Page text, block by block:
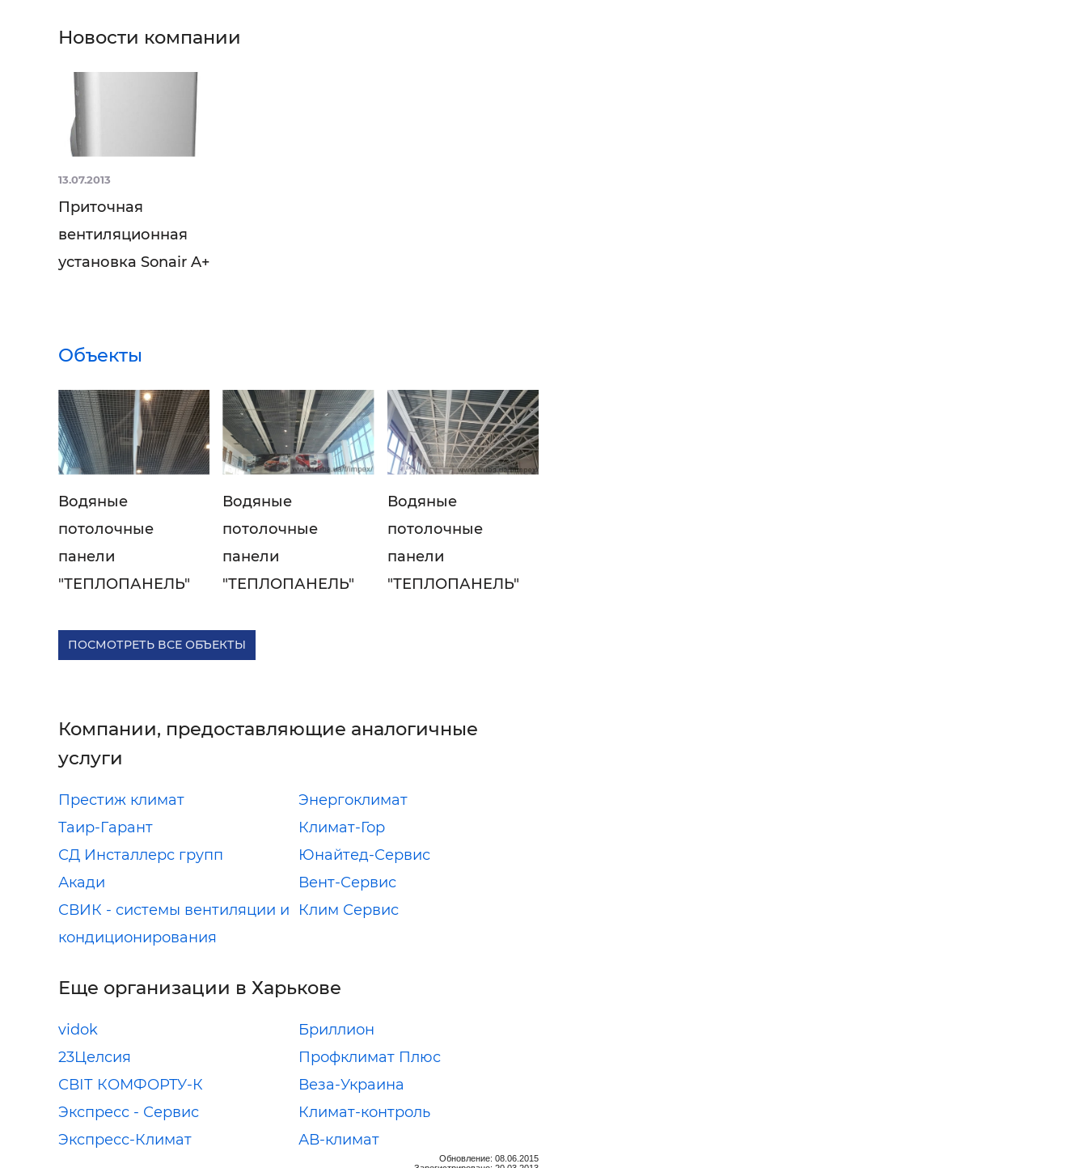
Новости компании
13.07.2013
Приточная
вентиляционная
установка Sonair A+
Объекты
Водяные
потолочные
панели
"ТЕПЛОПАНЕЛЬ"
Водяные
потолочные
панели
"ТЕПЛОПАНЕЛЬ"
Водяные
потолочные
панели
"ТЕПЛОПАНЕЛЬ"
ПОСМОТРЕТЬ ВСЕ ОБЪЕКТЫ
Компании, предоставляющие аналогичные
услуги
Престиж климат
Энергоклимат
Таир-Гарант
Климат-Гор
СД Инсталлерс групп
Юнайтед-Сервис
Акади
Вент-Сервис
СВИК - системы вентиляции и
кондиционирования
Клим Сервис
Еще организации в Харькове
vidok
Бриллион
23Целсия
Профклимат Плюс
СВІТ КОМФОРТУ-К
Веза-Украина
Экспресс - Сервис
Климат-контроль
Экспресс-Климат
АВ-климат
Обновление: 08.06.2015